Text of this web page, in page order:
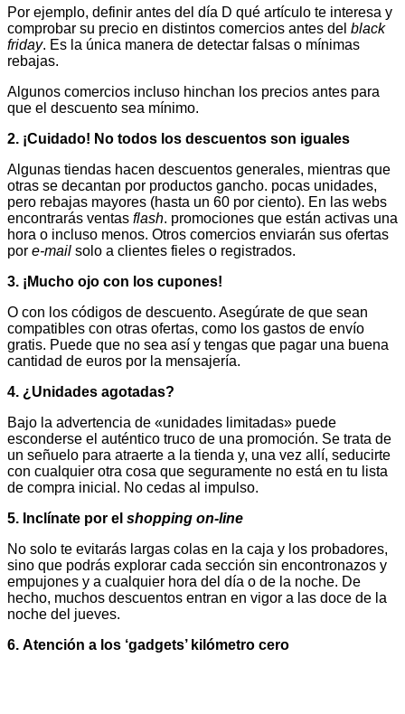
Por ejemplo, definir antes del día D qué artículo te interesa y
comprobar su precio en distintos comercios antes del black
friday. Es la única manera de detectar falsas o mínimas
rebajas.
Algunos comercios incluso hinchan los precios antes para
que el descuento sea mínimo.
2. ¡Cuidado! No todos los descuentos son iguales
Algunas tiendas hacen descuentos generales, mientras que
otras se decantan por productos gancho. pocas unidades,
pero rebajas mayores (hasta un 60 por ciento). En las webs
encontrarás ventas flash. promociones que están activas una
hora o incluso menos. Otros comercios enviarán sus ofertas
por e-mail solo a clientes fieles o registrados.
3. ¡Mucho ojo con los cupones!
O con los códigos de descuento. Asegúrate de que sean
compatibles con otras ofertas, como los gastos de envío
gratis. Puede que no sea así y tengas que pagar una buena
cantidad de euros por la mensajería.
4. ¿Unidades agotadas?
Bajo la advertencia de «unidades limitadas» puede
esconderse el auténtico truco de una promoción. Se trata de
un señuelo para atraerte a la tienda y, una vez allí, seducirte
con cualquier otra cosa que seguramente no está en tu lista
de compra inicial. No cedas al impulso.
5. Inclínate por el shopping on-line
No solo te evitarás largas colas en la caja y los probadores,
sino que podrás explorar cada sección sin encontronazos y
empujones y a cualquier hora del día o de la noche. De
hecho, muchos descuentos entran en vigor a las doce de la
noche del jueves.
6. Atención a los ‘gadgets’ kilómetro cero